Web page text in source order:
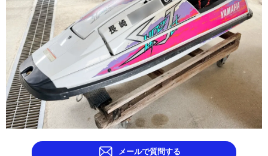
メールで質問する